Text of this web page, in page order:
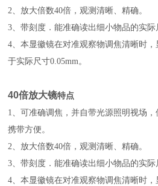
2、放大倍数40倍，观测清晰、精确。
3、带刻度．能准确读出细小物品的实际
4、本显徽镜在对准观察物调焦清晰时
于实际尺寸0.05mm。
40倍放大镜特点
1、可准确调焦，并自带光源照明视场，
携带方便。
2、放大倍数40倍，观测清晰、精确。
3、带刻度．能准确读出细小物品的实际
4、本显徽镜在对准观察物调焦清晰时